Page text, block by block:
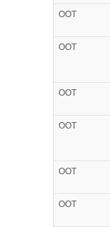
OOT
OOT
OOT
OOT
OOT
OOT